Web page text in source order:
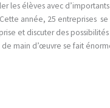
les élèves avec
année, 25 entreprises
et discuter des
de main d’œuvre se fait